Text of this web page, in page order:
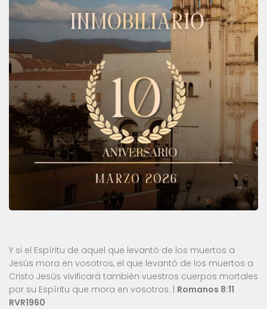
Y si el Espíritu de aquel que levantó de los muertos a
Jesús mora en vosotros, el que levantó de los muertos a
Cristo Jesús vivificará también vuestros cuerpos mortales
por su Espíritu que mora en vosotros. | Romanos 8:11
RVR1960